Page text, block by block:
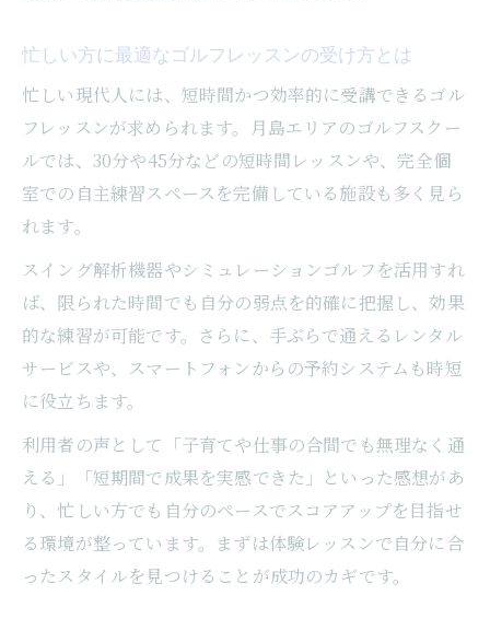
忙しい方に最適なゴルフレッスンの受け方とは
忙しい現代人には、短時間かつ効率的に受講できるゴル
フレッスンが求められます。月島エリアのゴルフスクー
ルでは、30分や45分などの短時間レッスンや、完全個
室での自主練習スペースを完備している施設も多く見ら
れます。
スイング解析機器やシミュレーションゴルフを活用すれ
ば、限られた時間でも自分の弱点を的確に把握し、効果
的な練習が可能です。さらに、手ぶらで通えるレンタル
サービスや、スマートフォンからの予約システムも時短
に役立ちます。
利用者の声として「子育てや仕事の合間でも無理なく通
える」「短期間で成果を実感できた」といった感想があ
り、忙しい方でも自分のペースでスコアアップを目指せ
る環境が整っています。まずは体験レッスンで自分に合
ったスタイルを見つけることが成功のカギです。